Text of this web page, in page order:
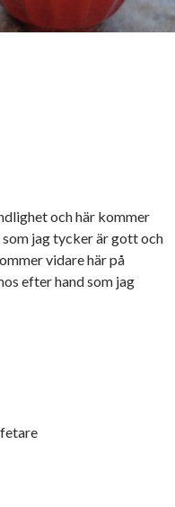
och här kommer
jag tycker är gott och
vidare här på
efter hand som jag